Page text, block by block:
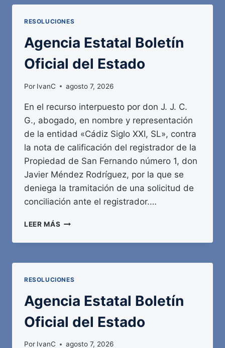
DEL
RESOLUCIONES
Agencia Estatal Boletín
Oficial del Estado
Por IvanC agosto 7, 2026
En el recurso interpuesto por don J. J. C.
G., abogado, en nombre y representación
de la entidad «Cádiz Siglo XXI, SL», contra
la nota de calificación del registrador de la
Propiedad de San Fernando número 1, don
Javier Méndez Rodríguez, por la que se
deniega la tramitación de una solicitud de
conciliación ante el registrador.…
LEER MÁS AGENCIA
BOLETÍN
DEL
RESOLUCIONES
Agencia Estatal Boletín
Oficial del Estado
Por IvanC agosto 7, 2026